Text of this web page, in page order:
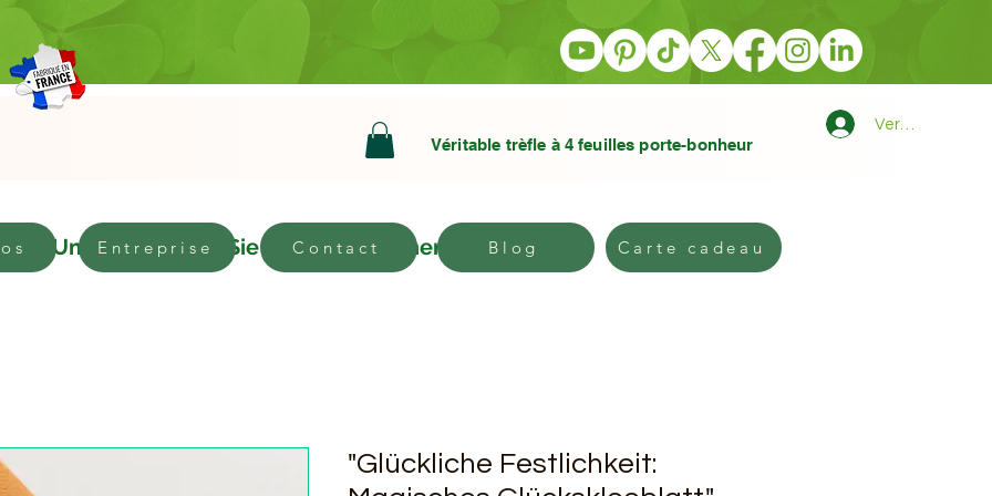
Véritable trèfle à 4 feuilles porte-bonheur
Verbindung
Um Werden Sie Vertriebspartner Kontakt Blog PLUS
Entreprise Contact Blog Carte cadeau
"Glückliche Festlichkeit: